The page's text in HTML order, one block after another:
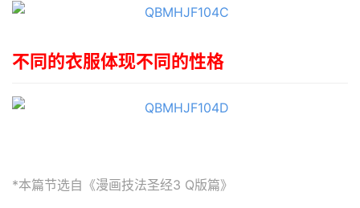
首
页
在
不同的衣服体现不同的性格
*本篇节选自《漫画技法圣经3 Q版篇》